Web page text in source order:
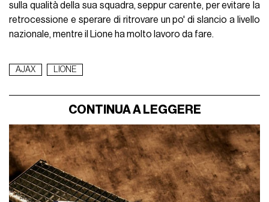
sulla qualità della sua squadra, seppur carente, per evitare la
retrocessione e sperare di ritrovare un po' di slancio a livello
nazionale, mentre il Lione ha molto lavoro da fare.
AJAX LIONE
CONTINUA A LEGGERE